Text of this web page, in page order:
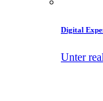
Digital
Unter